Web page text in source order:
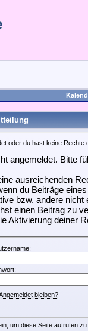
oder du hast keine
angemeldet. Bitte
ausreichenden
du Beiträge
bzw. andere nicht
einen Beitrag zu
Aktivierung deiner
bleiben?
um diese Seite aufrufen zu